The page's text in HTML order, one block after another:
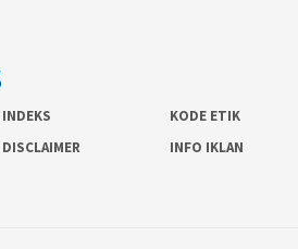
INDEKS
KODE ETIK
DISCLAIMER
INFO IKLAN